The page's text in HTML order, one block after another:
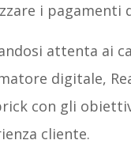
i pagamenti
attenta ai
digitale,
con gli
cliente.